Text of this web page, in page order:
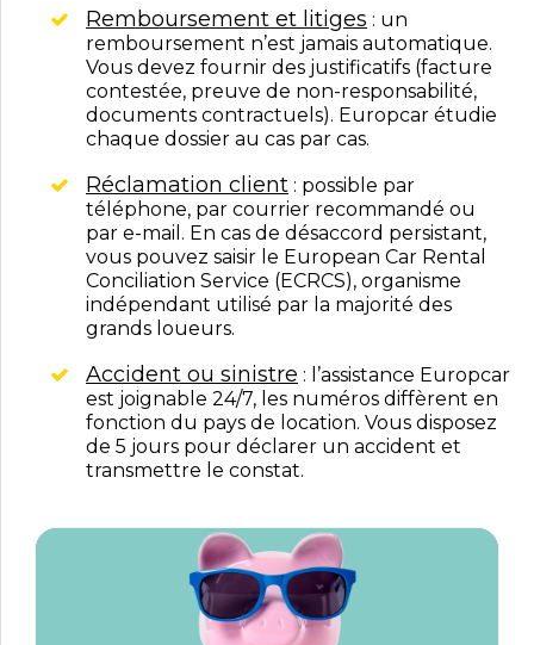
Remboursement et litiges : un
remboursement n’est jamais automatique.
Vous devez fournir des justificatifs (facture
contestée, preuve de non-responsabilité,
documents contractuels). Europcar étudie
chaque dossier au cas par cas.
Réclamation client : possible par
téléphone, par courrier recommandé ou
par e-mail. En cas de désaccord persistant,
vous pouvez saisir le European Car Rental
Conciliation Service (ECRCS), organisme
indépendant utilisé par la majorité des
grands loueurs.
Accident ou sinistre : l’assistance Europcar
est joignable 24/7, les numéros diffèrent en
fonction du pays de location. Vous disposez
de 5 jours pour déclarer un accident et
transmettre le constat.